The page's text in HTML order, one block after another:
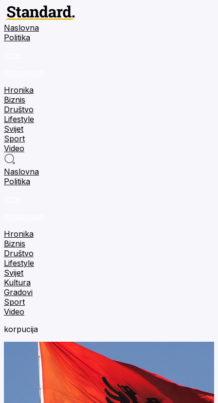
Naslovna
Politika
Hronika
Biznis
Društvo
Lifestyle
Svijet
Sport
Video
Naslovna
Politika
Hronika
Biznis
Društvo
Lifestyle
Svijet
Kultura
Gradovi
Sport
Video
korpucija